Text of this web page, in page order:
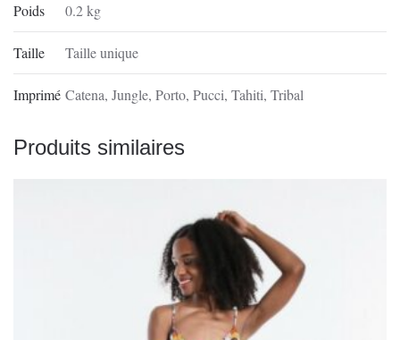
Poids 0.2 kg
Taille Taille unique
Imprimé Catena, Jungle, Porto, Pucci, Tahiti, Tribal
Produits similaires